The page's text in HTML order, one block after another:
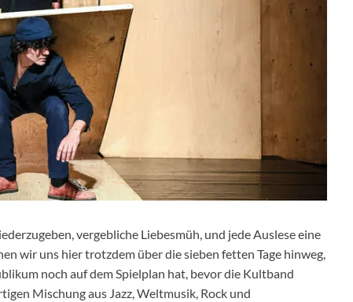
vergebliche Liebesmüh, und jede Auslese eine
wir uns hier trotzdem über die sieben fetten Tage hinweg,
noch auf dem Spielplan hat, bevor die Kultband
Mischung aus Jazz, Weltmusik, Rock und